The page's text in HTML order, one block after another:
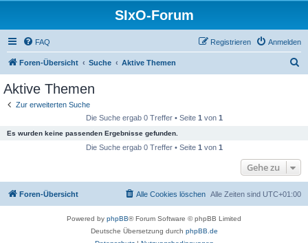
SIxO-Forum
FAQ Anmelden
Registrieren
Foren-Übersicht Suche Aktive Themen
Aktive Themen
Zur erweiterten Suche
Die Suche ergab 0 Treffer • Seite 1 von 1
Es wurden keine passenden Ergebnisse gefunden.
Die Suche ergab 0 Treffer • Seite 1 von 1
Gehe zu
Foren-Übersicht Alle Zeiten sind UTC+01:00
Alle Cookies löschen
Powered by phpBB® Forum Software © phpBB Limited
Deutsche Übersetzung durch phpBB.de